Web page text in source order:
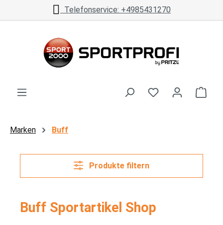
Zum Hauptinhalt springenTelefonservice: +4985431270
Marken Buff
Produkte filtern
Buff Sportartikel Shop